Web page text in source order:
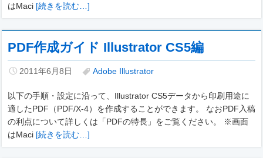
はMaci [続きを読む…]
PDF作成ガイド Illustrator CS5編
2011年6月8日 Adobe Illustrator
以下の手順・設定に沿って、Illustrator CS5データから印刷用途に
適したPDF（PDF/X-4）を作成することができます。 なおPDF入稿
の利点について詳しくは「PDFの特長」をご覧ください。 ※画面
はMaci [続きを読む…]